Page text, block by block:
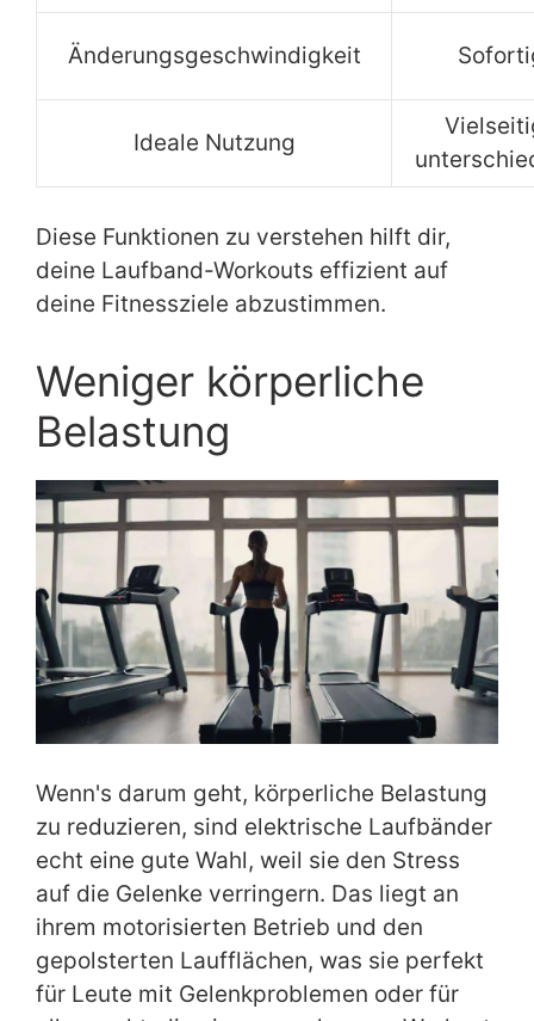
Änderungsgeschwindigkeit
Ideale Nutzung
Diese Funktionen zu verstehen hilft dir,
deine Laufband-Workouts effizient auf
deine Fitnessziele abzustimmen.
Weniger körperliche
Belastung
Wenn's darum geht, körperliche Belastung
zu reduzieren, sind elektrische Laufbänder
echt eine gute Wahl, weil sie den Stress
auf die Gelenke verringern. Das liegt an
ihrem motorisierten Betrieb und den
gepolsterten Laufflächen, was sie perfekt
für Leute mit Gelenkproblemen oder für